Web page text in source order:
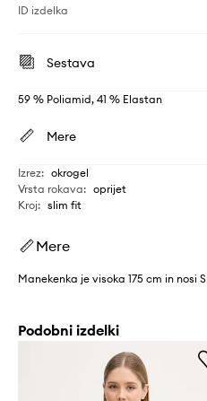
ID izdelka
Sestava
59 % Poliamid, 41 % Elastan
Mere
Izrez: okrogel
Vrsta rokava: oprijet
Kroj: slim fit
Mere
Manekenka je visoka 175 cm in nosi S
Podobni izdelki